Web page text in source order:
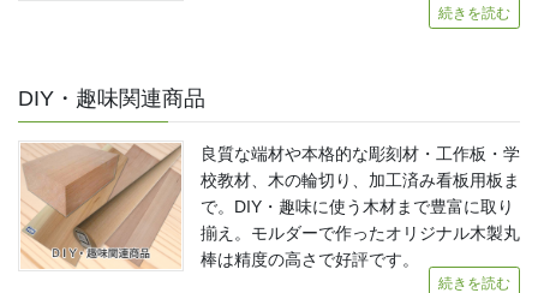
続きを読む
DIY・趣味関連商品
良質な端材や本格的な彫刻材・工作板・学
校教材、木の輪切り、加工済み看板用板ま
で。DIY・趣味に使う木材まで豊富に取り
揃え。モルダーで作ったオリジナル木製丸
棒は精度の高さで好評です。
続きを読む